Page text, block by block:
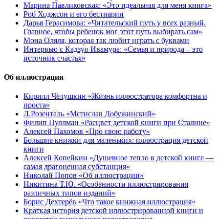
Марина Павликовская: «Это идеальная для меня книга»
Роб Ходжсон и его бестиарии
Дарья Герасимова: «Читательский путь у всех разный.
Главное, чтобы ребенок мог этот путь выбирать сам»
Мона Оляля, которая так любит играть с буквами
Интервью с Кадзуо Ивамура: «Семья и природа – это
источник счастья»
Об иллюстрации
Кирилл Чёлушкин «Жизнь иллюстратора комфортна и
проста»
Л.Розенталь «Мстислав Добужинский»
Филип Пуллман «Расцвет детской книги при Сталине»
Алексей Пахомов «Про свою работу»
Большие книжки для маленьких: иллюстрация детской
книги
Алексей Копейкин «Душевное тепло в детской книге —
самая драгоценная субстанция»
Николай Попов «Об иллюстрации»
Никитина Т.Ю. «Особенности иллюстрирования
различных типов изданий»
Борис Дехтерёв «Что такое книжная иллюстрация»
Краткая история детской иллюстрированной книги и